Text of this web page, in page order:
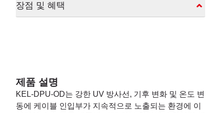
장점 및 혜택
제품 설명
KEL-DPU-OD는 강한 UV 방사선, 기후 변화 및 온도 변
동에 케이블 인입부가 지속적으로 노출되는 환경에 이